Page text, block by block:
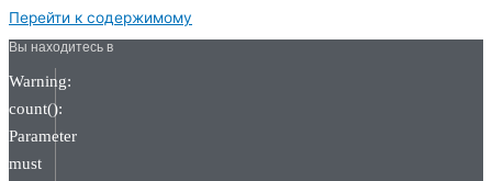
Перейти к содержимому
Вы находитесь в
Warning:
count():
Parameter
must